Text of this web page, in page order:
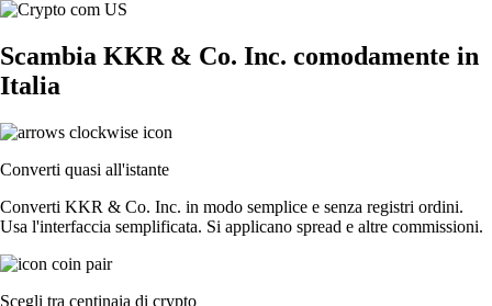
Scambia KKR & Co. Inc. comodamente in
Italia
Converti quasi all'istante
Converti KKR & Co. Inc. in modo semplice e senza registri ordini.
Usa l'interfaccia semplificata. Si applicano spread e altre commissioni.
Scegli tra centinaia di crypto